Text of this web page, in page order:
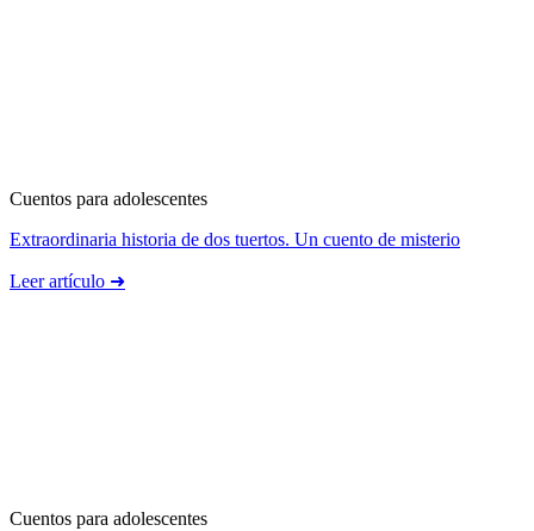
Cuentos para adolescentes
Extraordinaria historia de dos tuertos. Un cuento de misterio
Leer artículo ➜
Cuentos para adolescentes